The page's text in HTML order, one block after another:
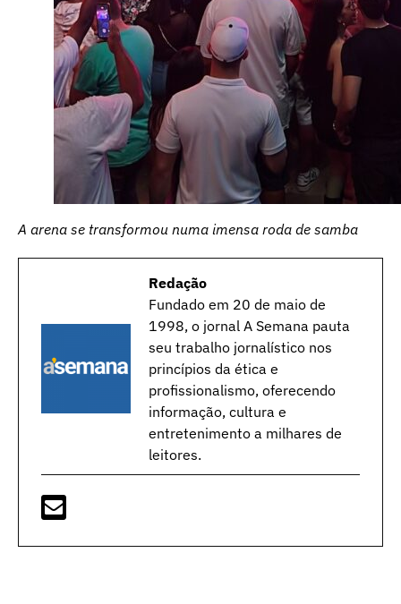
A arena se transformou numa imensa roda de samba
Redação
Fundado em 20 de maio de
1998, o jornal A Semana pauta
seu trabalho jornalístico nos
princípios da ética e
profissionalismo, oferecendo
informação, cultura e
entretenimento a milhares de
leitores.